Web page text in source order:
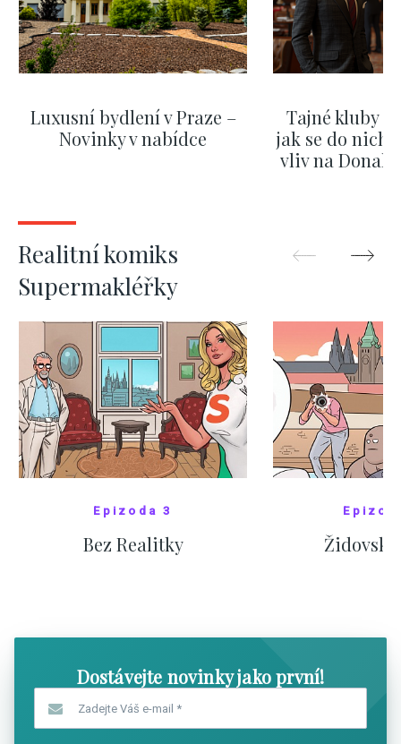
Luxusní bydlení v Praze –
Novinky v nabídce
Tajné kluby
jak se do nich
vliv na
Realitní komiks
Supermakléřky
Epizoda 3
Bez Realitky
Dostávejte novinky jako první!